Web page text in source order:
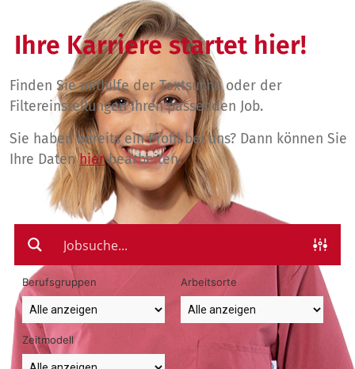
Ihre Karriere startet hier!
Finden Sie mithilfe der Textsuche oder der
Filtereinstellungen Ihren passenden Job.
Sie haben bereits ein Profil bei uns? Dann können Sie
Ihre Datenhierbearbeiten.
Berufsgruppen Arbeitsorte
Zeitmodell